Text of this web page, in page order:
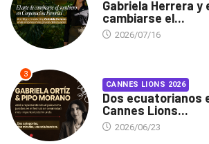
Gabriela Herrera y
cambiarse el...
2026/07/16
3
CANNES LIONS 2026
Dos ecuatorianos
Cannes Lions...
2026/06/23